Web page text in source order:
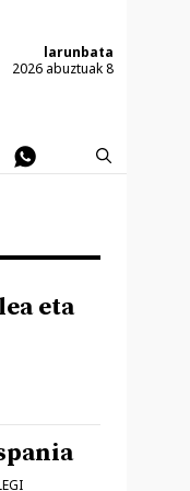
larunbata
2026 abuztuak 8
eta